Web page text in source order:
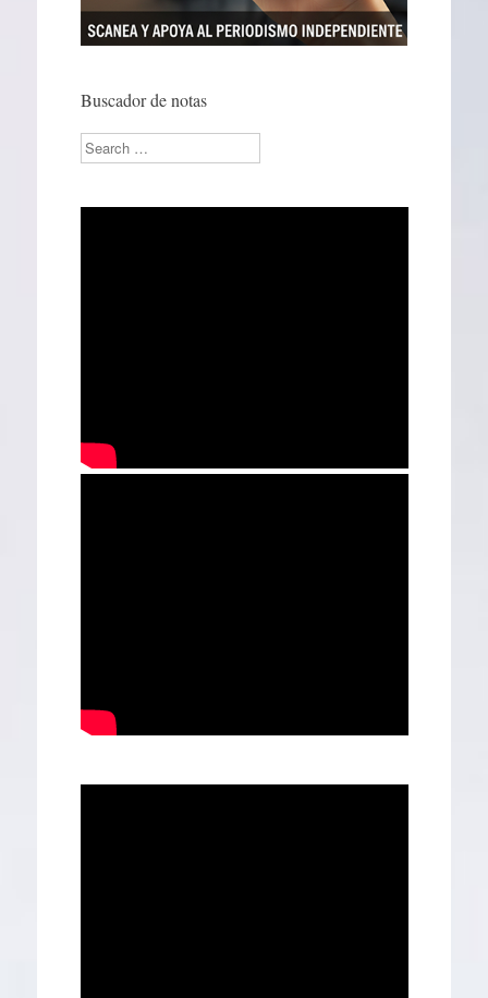
Buscador de notas
Search